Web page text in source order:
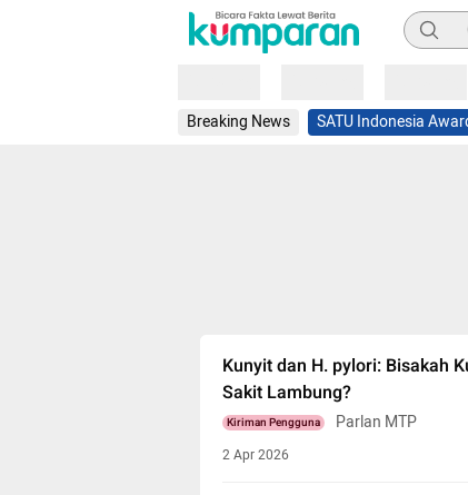
Breaking News SATU Indonesia
Kunyit dan H. pylori: Bisakah
Sakit Lambung?
Kiriman Pengguna Parlan MTP
2 Apr 2026